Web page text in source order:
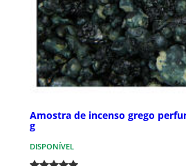
Amostra de incenso grego
g
DISPONÍVEL